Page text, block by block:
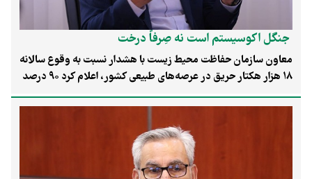
جنگل اکوسیستم است نه صِرفاً درخت
معاون سازمان حفاظت محیط زیست با هشدار نسبت به وقوع سالانه
۱۸ هزار هکتار حریق در عرصه‌های طبیعی کشور، اعلام کرد ۹۰ درصد
آتش‌سوزی‌های جنگلی منشأ انسانی دارد. وی با تأکید بر اینکه جنگل
یک اکوسیستم پیچیده است و نمی‌توان آن را با درختکاری ساده احیا
کرد، از تدوین دستورالعمل ملی ساماندهی نیروهای داوطلب مردمی
برای مهار بحران آتش‌سوزی‌ها خبر داد.